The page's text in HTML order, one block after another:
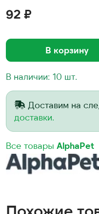
92 ₽
В корзину
В наличии: 10 шт.
Доставим на
доставки.
Все товары AlphaPet
Похожие